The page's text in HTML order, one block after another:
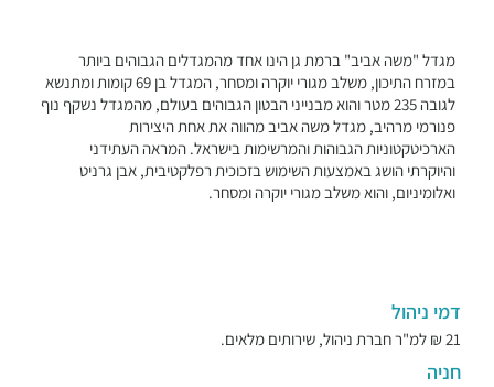
מגדל "משה אביב" ברמת גן הינו אחד מהמגדלים הגבוהים ביותר
במזרח התיכון, משלב מגורי יוקרה ומסחר, המגדל בן 69 קומות ומתנשא
לגובה 235 מטר והוא מבנייני הבטון הגבוהים בעולם, מהמגדל נשקף נוף
פנורמי מרהיב, מגדל משה אביב מהווה את אחת היצירות
הארכיטקטוניות הגבוהות והמרשימות בישראל. המראה העתידני
והיוקרתי הושג באמצעות השימוש בזכוכית רפלקטיבית, אבן גרניט
ואלומיניום, והוא משלב מגורי יוקרה ומסחר.
דמי ניהול
21 ₪ למ"ר חברת ניהול, שירותים מלאים.
חניה